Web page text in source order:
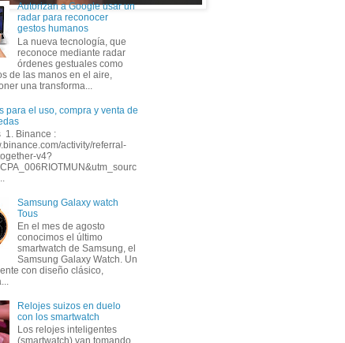
Autorizan a Google usar un
radar para reconocer
gestos humanos
La nueva tecnología, que
reconoce mediante radar
órdenes gestuales como
de las manos en el aire,
una transforma...
para el uso, compra y venta de
1. Binance :
activity/referral-
v4?
Samsung Galaxy watch
Tous
En el mes de agosto
conocimos el último
smartwatch de Samsung, el
Samsung Galaxy Watch. Un
con diseño clásico,
Relojes suizos en duelo
con los smartwatch
Los relojes inteligentes